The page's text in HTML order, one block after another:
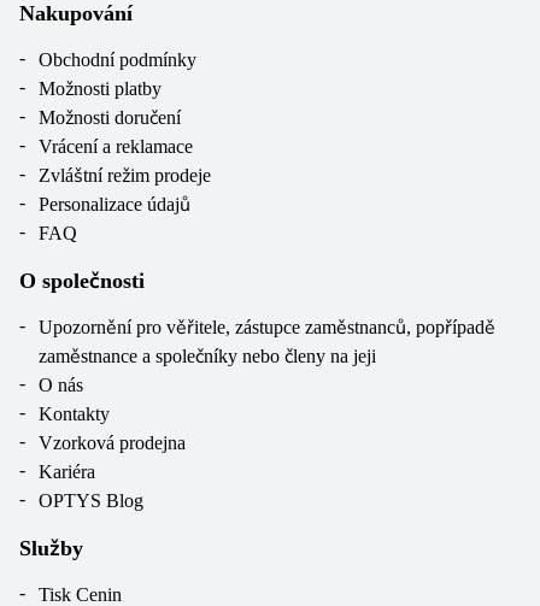
Nakupování
Obchodní podmínky
Možnosti platby
Možnosti doručení
Vrácení a reklamace
Zvláštní režim prodeje
Personalizace údajů
FAQ
O společnosti
Upozornění pro věřitele, zástupce zaměstnanců, popřípadě
zaměstnance a společníky nebo členy na jeji
O nás
Kontakty
Vzorková prodejna
Kariéra
OPTYS Blog
Služby
Tisk Cenin